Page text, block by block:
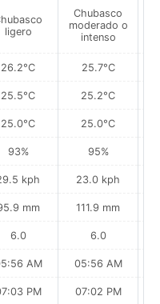
ligero
26.2°C
25.5°C
25.0°C
93%
kph
mm
6.0
AM
PM
Chubasco
moderado o
intenso
25.7°C
25.2°C
25.0°C
95%
23.0 kph
111.9 mm
6.0
05:56 AM
07:02 PM